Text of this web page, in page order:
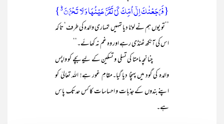
{فَرَجَعۡنٰکَ اِلٰۤی اُمِّکَ کَیۡ تَقَرَّ عَیۡنُہَا وَ لَا تَحۡزَنَ ۬ؕ }
’’تو یوں ہم نے لوٹا دیا تمہیں تمہاری والدہ کی طرف‘ تا کہ
اس کی آنکھ ٹھنڈی رہے اور وہ غم نہ کھائے۔‘‘
چنانچہ مامتا کی تسلی و تسکین کے لیے بچے کو واپس
والدہ کی گود میں پہنچا دیا گیا۔مقامِ غور ہے! اللہ تعالیٰ کو
اپنے بندوں کے جذبات و احساسات کا کس حد تک پاس
ہے۔